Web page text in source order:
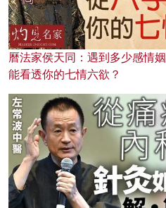
曆法家侯天同：遇到多少感情
能看透你的七情六欲？